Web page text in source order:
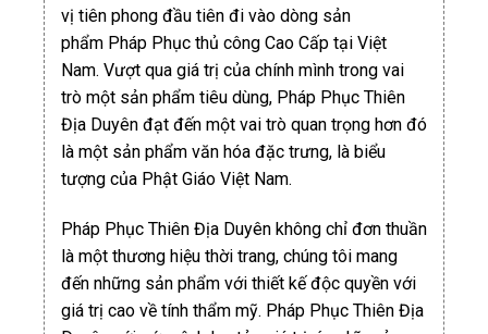
vị tiên phong đầu tiên đi vào dòng sản
phẩm Pháp Phục thủ công Cao Cấp tại Việt
Nam. Vượt qua giá trị của chính mình trong vai
trò một sản phẩm tiêu dùng, Pháp Phục Thiên
Địa Duyên đạt đến một vai trò quan trọng hơn đó
là một sản phẩm văn hóa đặc trưng, là biểu
tượng của Phật Giáo Việt Nam.
Pháp Phục Thiên Địa Duyên không chỉ đơn thuần
là một thương hiệu thời trang, chúng tôi mang
đến những sản phẩm với thiết kế độc quyền với
giá trị cao về tính thẩm mỹ. Pháp Phục Thiên Địa